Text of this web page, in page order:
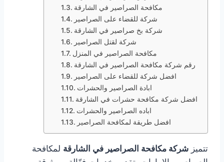
مكافحة الصراصير في الشارقة
شركة للقضاء على الصراصير
شركة بخ صراصير في الشارقة
شركة لقتل الصراصير
مكافحة الصراصير في المنزل
رقم شركة مكافحة الصراصير في الشارقة
افضل شركة للقضاء على الصراصير
ابادة الصراصير والحشرات
افضل شركة مكافحة حشرات في الشارقة
اباده الصراصير والحشرات
افضل طريقة لمكافحة الصراصير
تتميز شركة مكافحة الصراصير في الشارقة لمكافحة